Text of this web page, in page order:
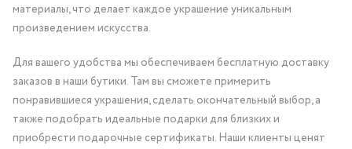
материалы, что делает каждое украшение уникальным
произведением искусства.
Для вашего удобства мы обеспечиваем бесплатную доставку
заказов в наши бутики. Там вы сможете примерить
понравившиеся украшения, сделать окончательный выбор, а
также подобрать идеальные подарки для близких и
приобрести подарочные сертификаты. Наши клиенты ценят